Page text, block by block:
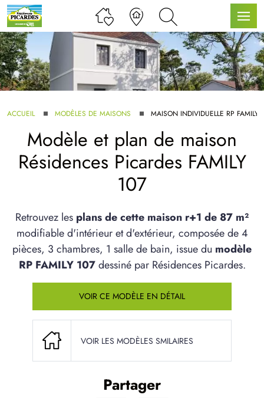
SERVICE BDL EXTENSION
ARTICLES
ACCUEIL MODÈLES DE MAISONS MAISON INDIVIDUELLE RP FAMILY
Modèle et plan de maison
Résidences Picardes FAMILY
107
Retrouvez les plans de cette maison r+1 de 87 m²
modifiable d'intérieur et d'extérieur, composée de 4
pièces, 3 chambres, 1 salle de bain, issue du modèle
RP FAMILY 107dessiné par Résidences Picardes.
VOIR CE MODÈLE EN DÉTAIL
VOIR LES MODÈLES SMILAIRES
Partager